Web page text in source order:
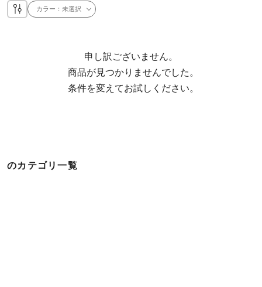
カラー：未選択
申し訳ございません。
  条件を変えてお試しください。
のカテゴリ一覧